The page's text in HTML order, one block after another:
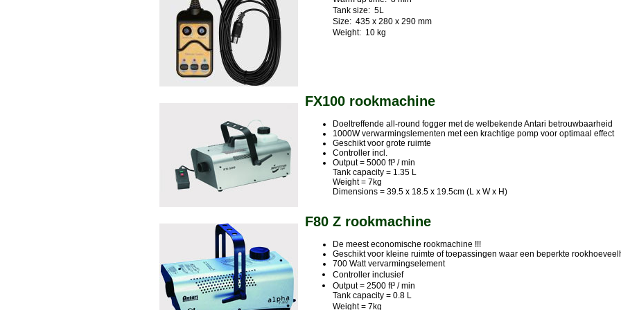
Tank size: 5L
Size: 435 x 280 x 290 mm
Weight: 10 kg
FX100 rookmachine
Doeltreffende all-round fogger met de welbekende Antari betrouwbaarheid
1000W verwarmingslementen met een krachtige pomp voor optimaal effect
Geschikt voor grote ruimte
Controller incl.
Output = 5000 ft³ / min
Tank capacity = 1.35 L
Weight = 7kg
Dimensions = 39.5 x 18.5 x 19.5cm (L x W x H)
F80 Z rookmachine
De meest economische rookmachine !!!
Geschikt voor kleine ruimte of toepassingen waar een beperkte
700 Watt vervarmingselement
Controller inclusief
Output = 2500 ft³ / min
Tank capacity = 0.8 L
Weight = 7kg